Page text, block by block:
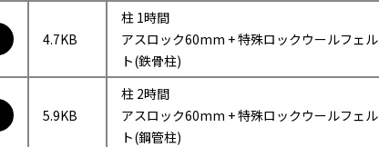
4.7KB
柱 1時間
アスロック60mm + 特殊ロックウールフェル
ト(鉄骨柱)
5.9KB
柱 2時間
アスロック60mm + 特殊ロックウールフェル
ト(鋼管柱)